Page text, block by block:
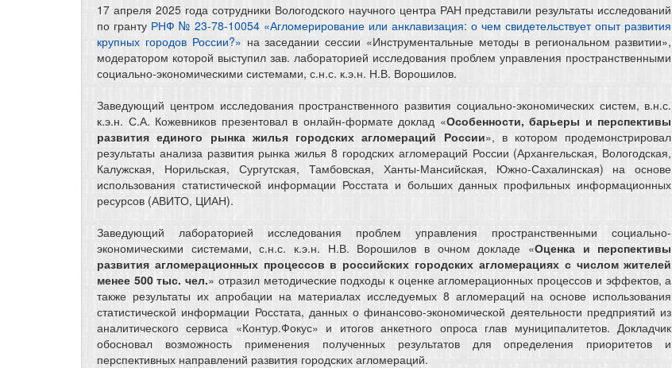
17 апреля 2025 года сотрудники Вологодского научного центра РАН представили результаты исследований
по гранту РНФ № 23-78-10054 «Агломерирование или анклавизация: о чем свидетельствует опыт развития
крупных городов России?» на заседании сессии «Инструментальные методы в региональном развитии»,
модератором которой выступил зав. лабораторией исследования проблем управления пространственными
социально-экономическими системами, с.н.с. к.э.н. Н.В. Ворошилов.
Заведующий центром исследования пространственного развития социально-экономических систем, в.н.с.
к.э.н. С.А. Кожевников презентовал в онлайн-формате доклад «Особенности, барьеры и перспективы
развития единого рынка жилья городских агломераций России», в котором продемонстрировал
результаты анализа развития рынка жилья 8 городских агломераций России (Архангельская, Вологодская,
Калужская, Норильская, Сургутская, Тамбовская, Ханты-Мансийская, Южно-Сахалинская) на основе
использования статистической информации Росстата и больших данных профильных информационных
ресурсов (АВИТО, ЦИАН).
Заведующий лабораторией исследования проблем управления пространственными социально-
экономическими системами, с.н.с. к.э.н. Н.В. Ворошилов в очном докладе «Оценка и перспективы
развития агломерационных процессов в российских городских агломерациях с числом жителей
менее 500 тыс. чел.» отразил методические подходы к оценке агломерационных процессов и эффектов, а
также результаты их апробации на материалах исследуемых 8 агломераций на основе использования
статистической информации Росстата, данных о финансово-экономической деятельности предприятий из
аналитического сервиса «Контур.Фокус» и итогов анкетного опроса глав муниципалитетов. Докладчик
обосновал возможность применения полученных результатов для определения приоритетов и
перспективных направлений развития городских агломераций.